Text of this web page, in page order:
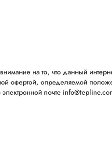
на то, что данный
офертой, определяемой
почте